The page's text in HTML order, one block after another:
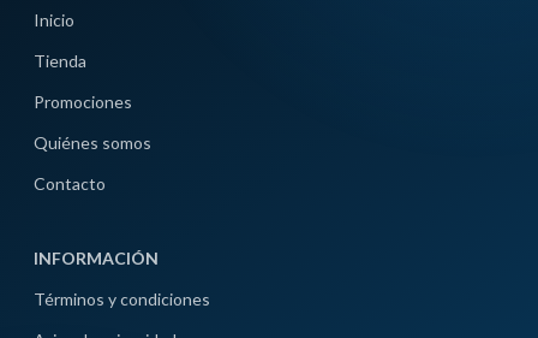
Inicio
Tienda
Promociones
Quiénes somos
Contacto
INFORMACIÓN
Términos y condiciones